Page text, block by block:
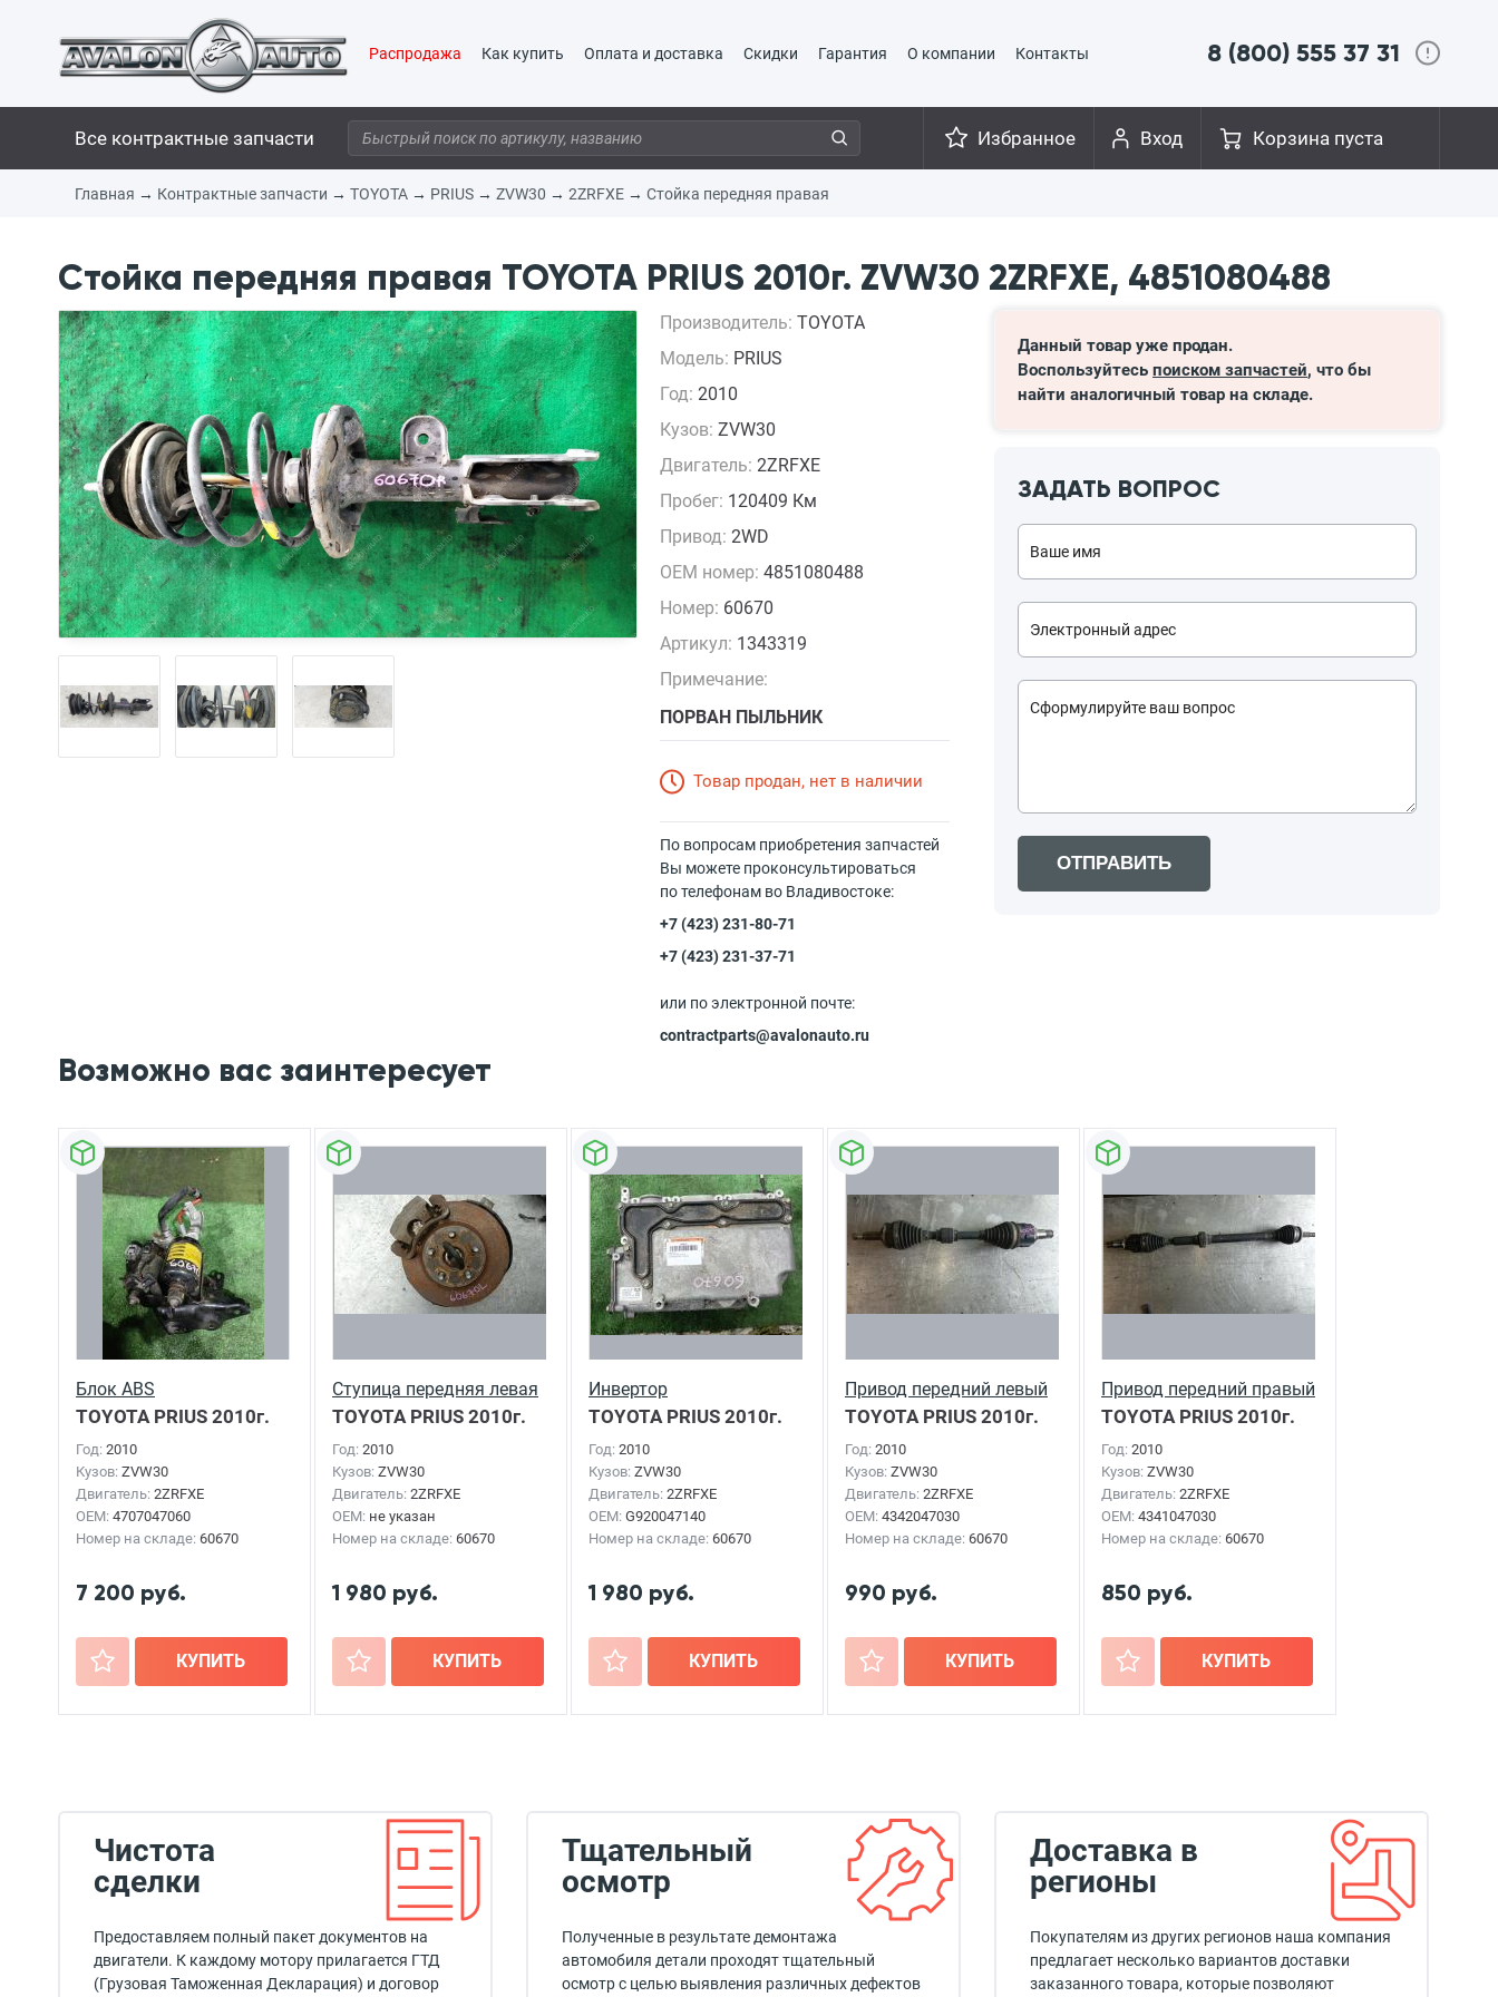
Распродажа Как купить Оплата и доставка Скидки Гарантия О компании Контакты 8 (800) 555 37 31
Все контрактные запчасти Корзина пуста
Вход
Избранное
Главная → Контрактные запчасти → TOYOTA → PRIUS → ZVW30 → 2ZRFXE → Стойка передняя правая
Стойка передняя правая TOYOTA PRIUS 2010г. ZVW30 2ZRFXE, 4851080488
Производитель: TOYOTA
Модель: PRIUS
Год: 2010
Кузов: ZVW30
Двигатель: 2ZRFXE
Пробег: 120409 Км
Привод: 2WD
OEM номер: 4851080488
Номер: 60670
Артикул: 1343319
Примечание:
ПОРВАН ПЫЛЬНИК
Товар продан, нет в наличии
По вопросам приобретения запчастей
Вы можете проконсультироваться
по телефонам во Владивостоке:
+7 (423) 231-80-71
+7 (423) 231-37-71
или по электронной почте:
contractparts@avalonauto.ru
Данный товар уже продан.
Воспользуйтесь поиском запчастей, что бы
найти аналогичный товар на складе.
ЗАДАТЬ ВОПРОС
ОТПРАВИТЬ
Возможно вас заинтересует
Блок ABS
TOYOTA PRIUS 2010г.
Год: 2010
Кузов: ZVW30
Двигатель: 2ZRFXE
OEM: 4707047060
Номер на складе: 60670
7 200 руб.
+ КУПИТЬ
Ступица передняя левая
TOYOTA PRIUS 2010г.
Год: 2010
Кузов: ZVW30
Двигатель: 2ZRFXE
OEM: не указан
Номер на складе: 60670
1 980 руб.
+ КУПИТЬ
Инвертор
TOYOTA PRIUS 2010г.
Год: 2010
Кузов: ZVW30
Двигатель: 2ZRFXE
OEM: G920047140
Номер на складе: 60670
1 980 руб.
+ КУПИТЬ
Привод передний левый
TOYOTA PRIUS 2010г.
Год: 2010
Кузов: ZVW30
Двигатель: 2ZRFXE
OEM: 4342047030
Номер на складе: 60670
990 руб.
+ КУПИТЬ
Привод передний правый
TOYOTA PRIUS 2010г.
Год: 2010
Кузов: ZVW30
Двигатель: 2ZRFXE
OEM: 4341047030
Номер на складе: 60670
850 руб.
+ КУПИТЬ
Чистота
сделки
Предоставляем полный пакет документов на
двигатели. К каждому мотору прилагается ГТД
(Грузовая Таможенная Декларация) и договор
Тщательный
осмотр
Полученные в результате демонтажа
автомобиля детали проходят тщательный
осмотр с целью выявления различных дефектов
Доставка в
регионы
Покупателям из других регионов наша компания
предлагает несколько вариантов доставки
заказанного товара, которые позволяют